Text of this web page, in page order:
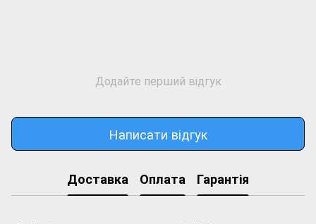
Додайте перший відгук
Написати відгук
Доставка Оплата Гарантія